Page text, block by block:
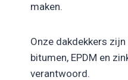
maken.
Onze dakdekkers
bitumen, EPDM en
verantwoord.